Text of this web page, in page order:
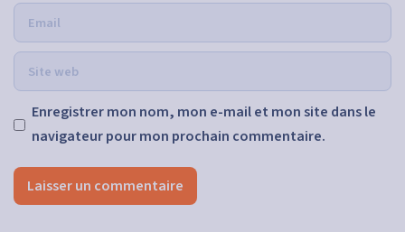
Enregistrer mon nom, mon e-mail et mon site dans le
navigateur pour mon prochain commentaire.